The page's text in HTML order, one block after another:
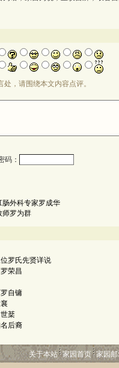
，请围绕本文内容点评。
码：
外科专家罗成华
师罗为群
罗氏先贤详说
荣昌
自镛
棻
后裔
关于本站 家园首页 家园